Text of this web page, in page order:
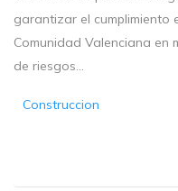
garantizar el
Comunidad Valenciana en
de riesgos...
Construccion